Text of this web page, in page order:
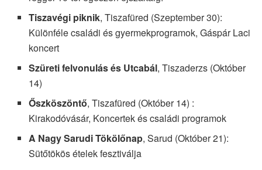
Tiszavégi piknik, Tiszafüred (Szeptember 30):
Különféle családi és gyermekprogramok, Gáspár Laci
koncert
Szüreti felvonulás és Utcabál, Tiszaderzs (Október
14)
Őszköszöntő, Tiszafüred (Október 14) :
Kirakodóvásár, Koncertek és családi programok
A Nagy Sarudi Tökölőnap, Sarud (Október 21):
Sütőtökös ételek fesztiválja